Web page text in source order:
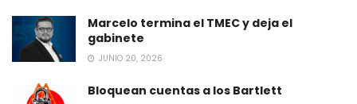
Marcelo termina el TMEC y deja el
gabinete
JUNIO 20, 2026
Bloquean cuentas a los Bartlett